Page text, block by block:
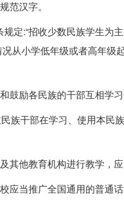
范汉字。
定:“招收少数民族学生为
从小学低年级或者高年级
鼓励各民族的干部互相学习
族干部在学习、使用本民
其他教育机构进行教学，
应当推广全国通用的普通话